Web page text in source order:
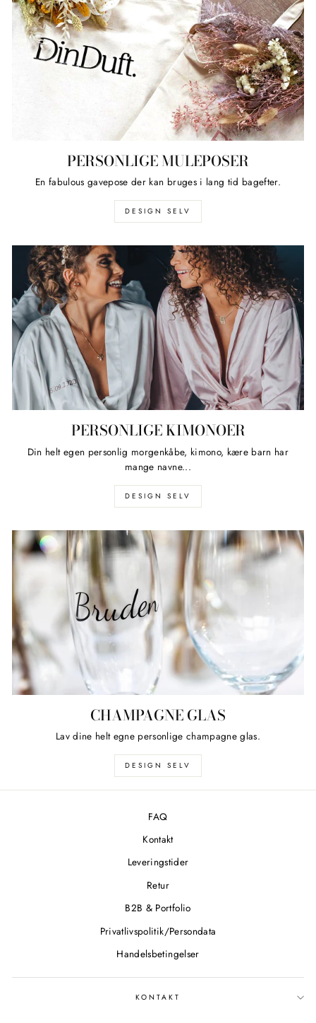
PERSONLIGE MULEPOSER
En fabulous gavepose der kan bruges i lang tid bagefter.
DESIGN SELV
PERSONLIGE KIMONOER
Din helt egen personlig morgenkåbe, kimono, kære barn har
mange navne...
DESIGN SELV
CHAMPAGNE GLAS
Lav dine helt egne personlige champagne glas.
DESIGN SELV
FAQ
Kontakt
Leveringstider
Retur
B2B & Portfolio
Privatlivspolitik/Persondata
Handelsbetingelser
KONTAKT